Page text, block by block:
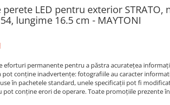
perete LED pentru exterior STRATO,
lungime 16.5 cm - MAYTONI
eforturi permanente pentru a păstra acurateţea
pot conţine inadvertenţe: fotografiile au caracter
în pachetele standard, unele specificaţii pot fi
pot conţine erori de operare. Toate promoţiile prezente